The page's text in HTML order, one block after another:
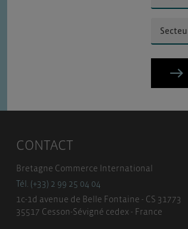
CONTACT
Bretagne Commerce International
Tél. (+33) 2 99 25 04 04
1c-1d avenue de Belle Fontaine - CS 31773
35517 Cesson-Sévigné cedex - France